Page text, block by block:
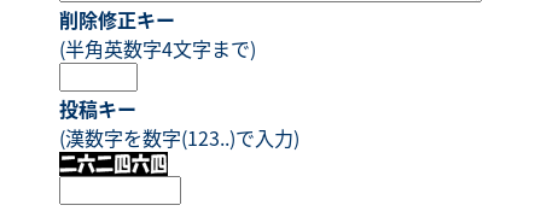
削除修正キー
(半角英数字4文字まで)
投稿キー
(漢数字を数字(123..)で入力)